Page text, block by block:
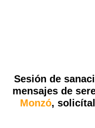
Sesión de
mensajes de
Monzó,